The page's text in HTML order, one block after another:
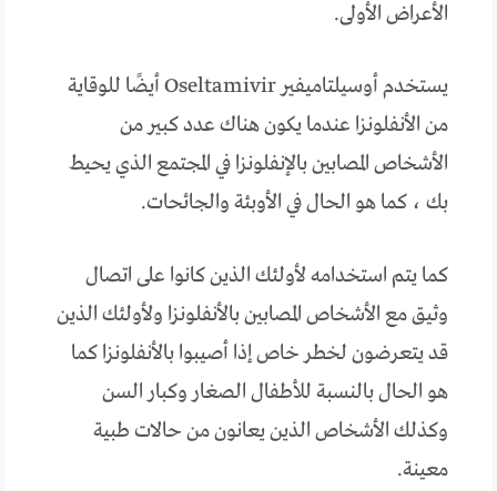
الأعراض الأولى.
يستخدم أوسيلتاميفير Oseltamivir أيضًا للوقاية
من الأنفلونزا عندما يكون هناك عدد كبير من
الأشخاص المصابين بالإنفلونزا في المجتمع الذي يحيط
بك ، كما هو الحال في الأوبئة والجائحات.
كما يتم استخدامه لأولئك الذين كانوا على اتصال
وثيق مع الأشخاص المصابين بالأنفلونزا ولأولئك الذين
قد يتعرضون لخطر خاص إذا أصيبوا بالأنفلونزا كما
هو الحال بالنسبة للأطفال الصغار وكبار السن
وكذلك الأشخاص الذين يعانون من حالات طبية
معينة.